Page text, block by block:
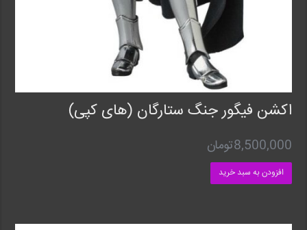
اکشن فیگور جنگ ستارگان (های کپی)
8,500,000تومان
افزودن به سبد خرید